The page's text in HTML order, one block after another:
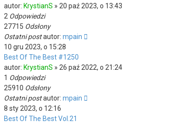
autor: KrystianS » 20 paź 2023, o 13:43
2 Odpowiedzi
27715 Odsłony
Ostatni postautor: mpain
10 gru 2023, o 15:28
Best Of The Best #1250
autor: KrystianS » 26 paź 2022, o 21:24
1 Odpowiedzi
25910 Odsłony
Ostatni postautor: mpain
8 sty 2023, o 12:16
Best Of The Best Vol.21